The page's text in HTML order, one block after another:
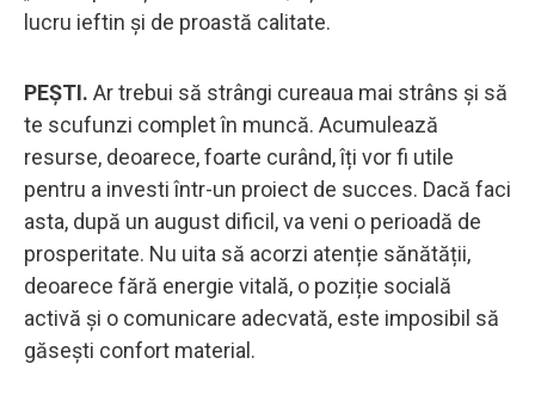
lucru ieftin și de proastă calitate.
PEŞTI. Ar trebui să strângi cureaua mai strâns și să
te scufunzi complet în muncă. Acumulează
resurse, deoarece, foarte curând, îți vor fi utile
pentru a investi într-un proiect de succes. Dacă faci
asta, după un august dificil, va veni o perioadă de
prosperitate. Nu uita să acorzi atenție sănătății,
deoarece fără energie vitală, o poziție socială
activă și o comunicare adecvată, este imposibil să
găsești confort material.